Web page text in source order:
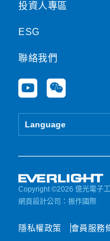
投資人專區
ESG
聯絡我們
Y
o
u
e
W
e
i
Language
Copyright ©2026 億光電子
網頁設計公司 ：振作國際
隱私權政策 會員服務